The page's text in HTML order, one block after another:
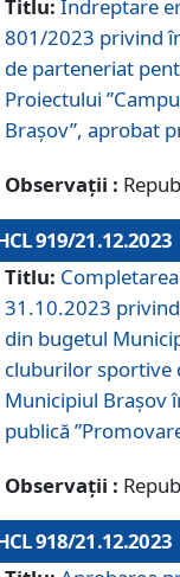
Titlu: Îndreptare
801/2023 privind
de parteneriat
Proiectului
Brașov”, aprobat
Observații :
919/21.12.2023
Titlu:
31.10.2023
din bugetul
cluburilor sportive
Municipiul Brașov
publică
Observații :
918/21.12.2023